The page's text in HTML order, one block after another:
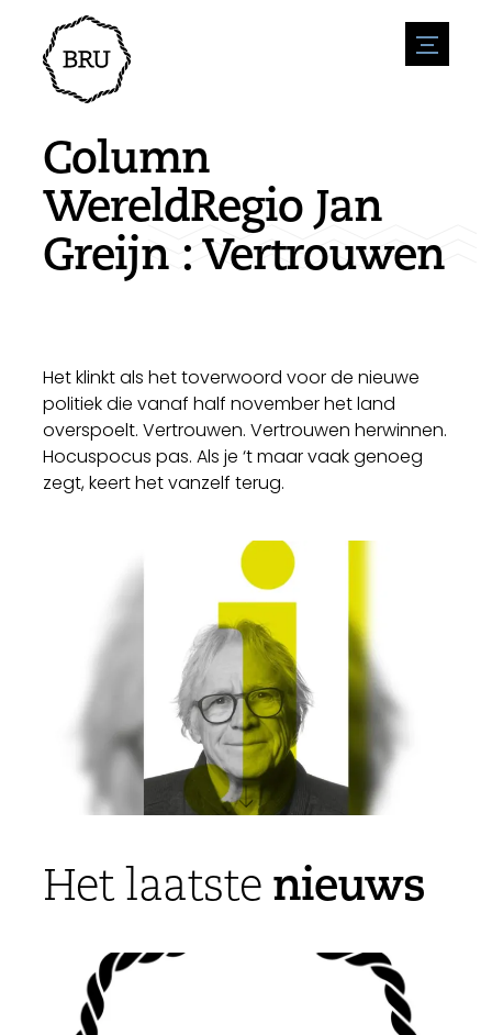
menu
Agenda
Evenement aanmelden
Overnachting
Winkels
Natuur en water
Sport
Bezienswaardigheden
Bereikbaarheid
Parkeren
Leefomgeving
Ondernemen
Vacatures
Nieuwsoverzicht
Column
WereldRegio Jan
Greijn : Vertrouwen
Het klinkt als het toverwoord voor de nieuwe
politiek die vanaf half november het land
overspoelt. Vertrouwen. Vertrouwen herwinnen.
Hocuspocus pas. Als je ‘t maar vaak genoeg
zegt, keert het vanzelf terug.
Het laatste nieuws